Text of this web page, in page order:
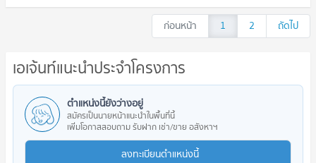
ก่อนหน้า 1 2 ถัดไป
เอเจ้นท์แนะนำประจำโครงการ
ตำแหน่งนี้ยังว่างอยู่
สมัครเป็นนายหน้าแนะนำในพื้นที่นี้
เพิ่มโอกาสสอบถาม รับฝาก เช่า/ขาย อสังหาฯ
ลงทะเบียนตำแหน่งนี้